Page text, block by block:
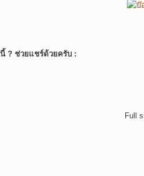
? ช่วยแชร์ด้วยครับ :
Full